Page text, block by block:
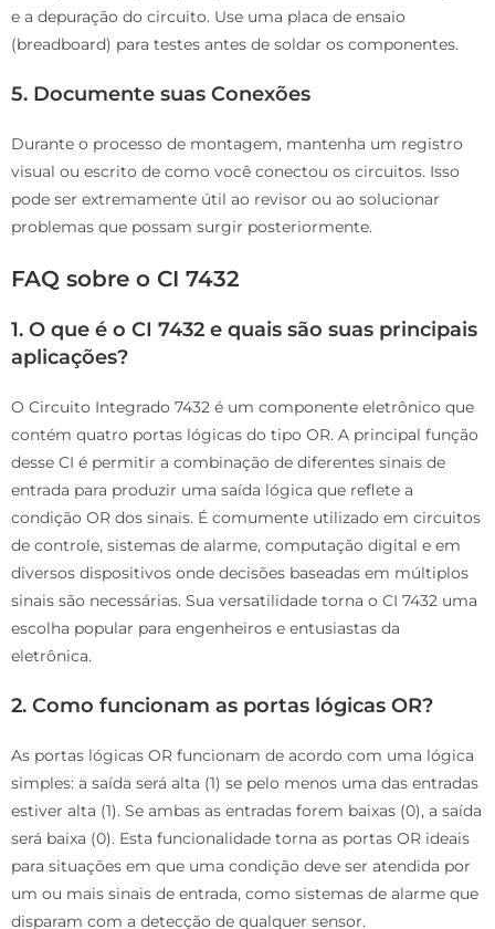
e a depuração do circuito. Use uma placa de ensaio
(breadboard) para testes antes de soldar os componentes.
5. Documente suas Conexões
Durante o processo de montagem, mantenha um registro
visual ou escrito de como você conectou os circuitos. Isso
pode ser extremamente útil ao revisor ou ao solucionar
problemas que possam surgir posteriormente.
FAQ sobre o CI 7432
1. O que é o CI 7432 e quais são suas principais
aplicações?
O Circuito Integrado 7432 é um componente eletrônico que
contém quatro portas lógicas do tipo OR. A principal função
desse CI é permitir a combinação de diferentes sinais de
entrada para produzir uma saída lógica que reflete a
condição OR dos sinais. É comumente utilizado em circuitos
de controle, sistemas de alarme, computação digital e em
diversos dispositivos onde decisões baseadas em múltiplos
sinais são necessárias. Sua versatilidade torna o CI 7432 uma
escolha popular para engenheiros e entusiastas da
eletrônica.
2. Como funcionam as portas lógicas OR?
As portas lógicas OR funcionam de acordo com uma lógica
simples: a saída será alta (1) se pelo menos uma das entradas
estiver alta (1). Se ambas as entradas forem baixas (0), a saída
será baixa (0). Esta funcionalidade torna as portas OR ideais
para situações em que uma condição deve ser atendida por
um ou mais sinais de entrada, como sistemas de alarme que
disparam com a detecção de qualquer sensor.